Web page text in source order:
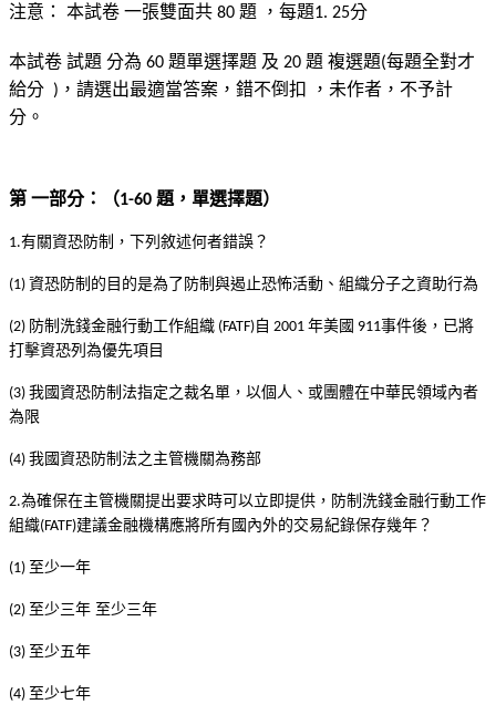
注意： 本試卷 一張雙面共 80 題 ，每題1. 25分
本試卷 試題 分為 60 題單選擇題 及 20 題 複選題(每題全對才
給分 ) ，請選出最適當答案，錯不倒扣
，未作者，不予計
分。
第 一部分：（1-60 題，單選擇題）
1.有關資恐防制，下列敘述何者錯誤？
(1) 資恐防制的目的是為了防制與遏止恐怖活動、組織分子之資助行為
(2) 防制洗錢金融行動工作組織 (FATF) 自 2001 年美國 911事件後，已將
打擊資恐列為優先項目
(3) 我國資恐防制法指定之裁名單，以個人、或團體在中華民領域內者
為限
(4) 我國資恐防制法之主管機關為務部
2.為確保在主管機關提出要求時可以立即提供，防制洗錢金融行動工作
組織(FATF)建議金融機構應將所有國內外的交易紀錄保存幾年？
(1) 至少一年
(2) 至少三年 至少三年
(3) 至少五年
(4) 至少七年